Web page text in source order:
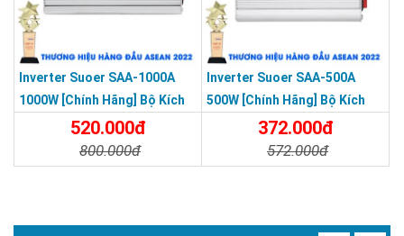
Inverter Suoer SAA-1000A
1000W [Chính Hãng] Bộ Kích
Điện 12V Lên 220V - Máy Kích
Điện Sin Mô Phỏng
520.000đ
800.000đ
Inverter Suoer SAA-500A
500W [Chính Hãng] Bộ Kích
Điện 12V Lên 220V - Máy Kích
Điện Sin Mô Phỏng
372.000đ
572.000đ